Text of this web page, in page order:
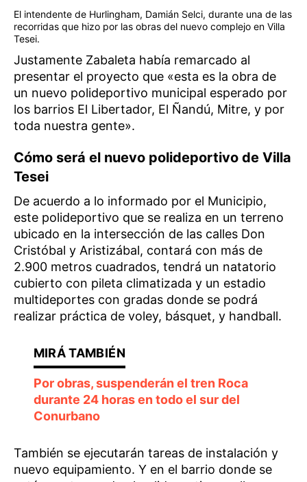
El intendente de Hurlingham, Damián Selci, durante una de las
recorridas que hizo por las obras del nuevo complejo en Villa
Tesei.
Justamente Zabaleta había remarcado al
presentar el proyecto que «esta es la obra de
un nuevo polideportivo municipal esperado por
los barrios El Libertador, El Ñandú, Mitre, y por
toda nuestra gente».
Cómo será el nuevo polideportivo de Villa
Tesei
De acuerdo a lo informado por el Municipio,
este polideportivo que se realiza en un terreno
ubicado en la intersección de las calles Don
Cristóbal y Aristizábal, contará con más de
2.900 metros cuadrados, tendrá un natatorio
cubierto con pileta climatizada y un estadio
multideportes con gradas donde se podrá
realizar práctica de voley, básquet, y handball.
Por obras, suspenderán el tren Roca
durante 24 horas en todo el sur del
Conurbano
También se ejecutarán tareas de instalación y
nuevo equipamiento. Y en el barrio donde se